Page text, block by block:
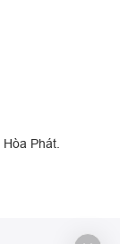
Phát.